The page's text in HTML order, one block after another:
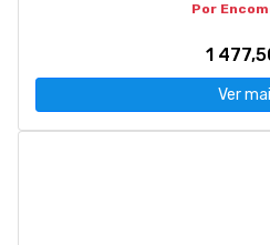
Por
1
Ver